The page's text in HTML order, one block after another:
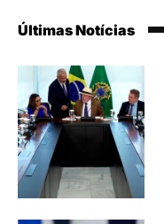
Últimas Notícias